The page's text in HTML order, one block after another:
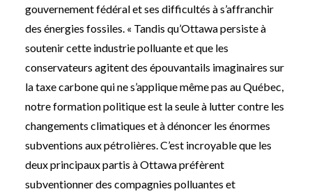
gouvernement fédéral et ses difficultés à s’affranchir
des énergies fossiles. « Tandis qu’Ottawa persiste à
soutenir cette industrie polluante et que les
conservateurs agitent des épouvantails imaginaires sur
la taxe carbone qui ne s’applique même pas au Québec,
notre formation politique est la seule à lutter contre les
changements climatiques et à dénoncer les énormes
subventions aux pétrolières. C’est incroyable que les
deux principaux partis à Ottawa préfèrent
subventionner des compagnies polluantes et